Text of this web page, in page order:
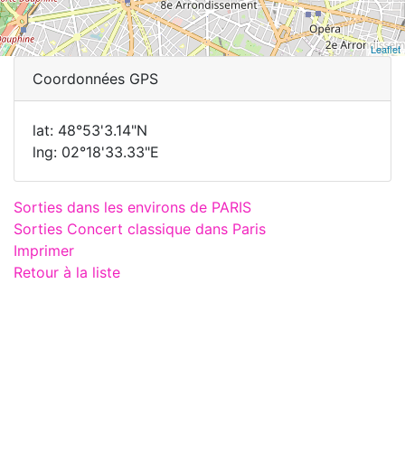
Leaflet
Coordonnées GPS
lat: 48°53'3.14"N
lng: 02°18'33.33"E
Sorties dans les environs de PARIS
Sorties Concert classique dans Paris
Imprimer
Retour à la liste